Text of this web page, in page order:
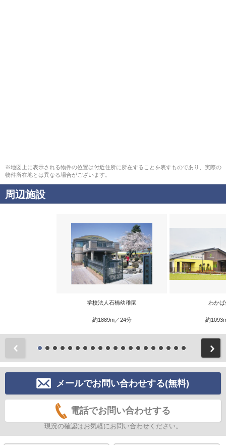
※地図上に表示される物件の位置は付近住所に所在することを表すものであり、実際の
物件所在地とは異なる場合がございます。
周辺施設
学校法人石橋幼稚園
約1889m／24分
わか
約
メールでお問い合わせする(無料)
電話でお問い合わせする
現況の確認はお気軽にお問い合わせください。